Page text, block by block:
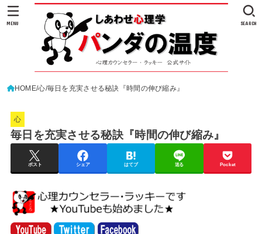
SEARCH
MENU
HOME 心 毎日を充実させる秘訣『時間の伸び縮み』
心
毎日を充実させる秘訣『時間の伸び縮み』
ポスト シェア はてブ 送る Pocket